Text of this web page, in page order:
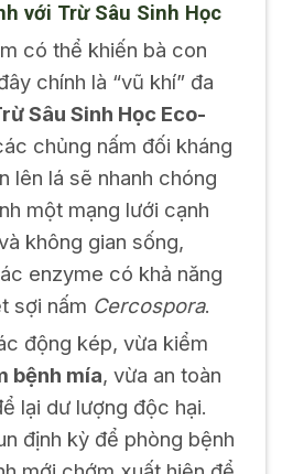
với Trừ Sâu Sinh Học
có thể khiến bà con
chính là “vũ khí” đa
Sâu Sinh Học Eco-
chủng nấm đối kháng
lên lá sẽ nhanh chóng
một mạng lưới cạnh
không gian sống,
enzyme có khả năng
sợi nấm Cercospora.
động kép, vừa kiểm
bệnh mía, vừa an toàn
lại dư lượng độc hại.
định kỳ để phòng bệnh